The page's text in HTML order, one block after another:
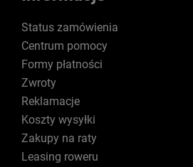
Status zamówienia
Centrum pomocy
Formy płatności
Zwroty
Reklamacje
Koszty wysyłki
Zakupy na raty
Leasing roweru